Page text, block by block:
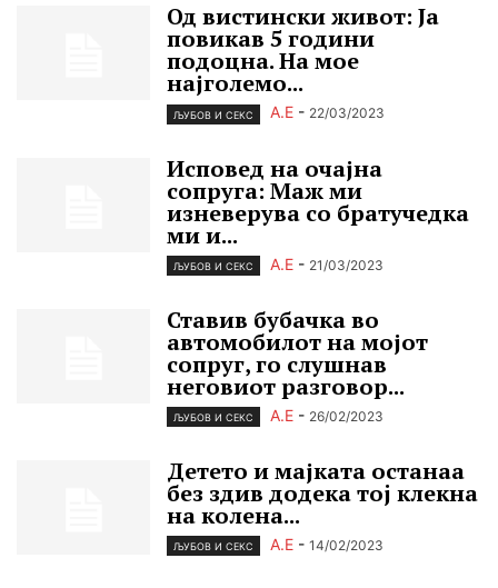
Од вистински живот: Ја
повикав 5 години
подоцна. На мое
најголемо...
ЉУБОВ И СЕКС А.Е - 22/03/2023
Исповед на очајна
сопруга: Маж ми
изневерува со братучедка
ми и...
ЉУБОВ И СЕКС А.Е - 21/03/2023
Ставив бубачка во
автомобилот на мојот
сопруг, го слушнав
неговиот разговор...
ЉУБОВ И СЕКС А.Е - 26/02/2023
Детето и мајката останаа
без здив додека тоj клекна
на колена...
ЉУБОВ И СЕКС А.Е - 14/02/2023